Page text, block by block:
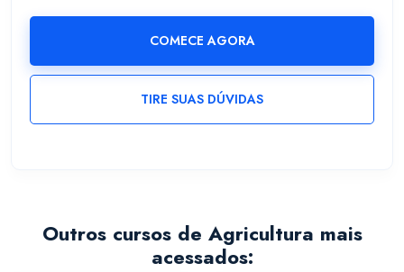
COMECE AGORA
TIRE SUAS DÚVIDAS
Outros cursos de Agricultura mais
acessados: